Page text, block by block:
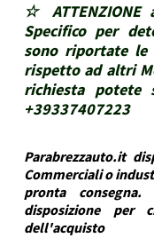
☆
Specifico per
sono riportate le
rispetto ad altri
richiesta potete
+39337407223
Parabrezzauto.it
Commerciali o
pronta
disposizione per
dell'acquisto